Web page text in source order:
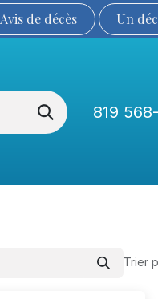
Avis de décès Un
819
Trier